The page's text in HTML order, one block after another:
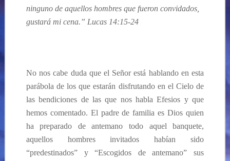
ninguno de aquellos hombres que fueron convidados,
gustará mi cena.” Lucas 14:15-24
No nos cabe duda que el Señor está hablando en esta
parábola de los que estarán disfrutando en el Cielo de
las bendiciones de las que nos habla Efesios y que
hemos comentado. El padre de familia es Dios quien
ha preparado de antemano todo aquel banquete,
aquellos hombres invitados habían sido
“predestinados” y “Escogidos de antemano” sus